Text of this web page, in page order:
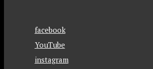
facebook
YouTube
instagram